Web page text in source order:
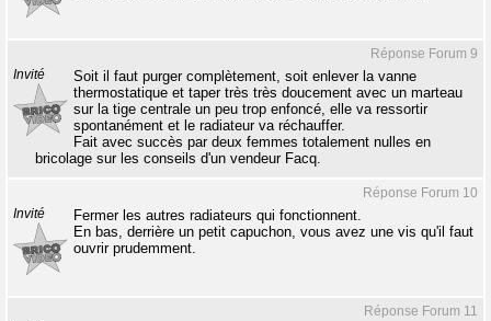
Réponse Forum 9
Invité
Soit il faut purger complètement, soit enlever la vanne
thermostatique et taper très très doucement avec un marteau
sur la tige centrale un peu trop enfoncé, elle va ressortir
spontanément et le radiateur va réchauffer.
Fait avec succès par deux femmes totalement nulles en
bricolage sur les conseils d'un vendeur Facq.
Réponse Forum 10
Invité
Fermer les autres radiateurs qui fonctionnent.
En bas, derrière un petit capuchon, vous avez une vis qu'il faut
ouvrir prudemment.
Réponse Forum 11